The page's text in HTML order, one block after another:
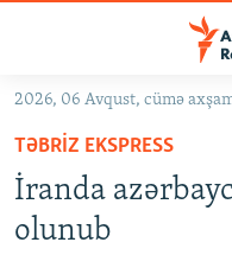
Əsas
qayıt
Əsas
naviqasiyaya
qayıt
GÜNDƏM
#İZAHLA
KORRUPSIOMETR
2026, 06 Avqust, cümə
TƏBRIZ EKSPRESS
İranda
olunub